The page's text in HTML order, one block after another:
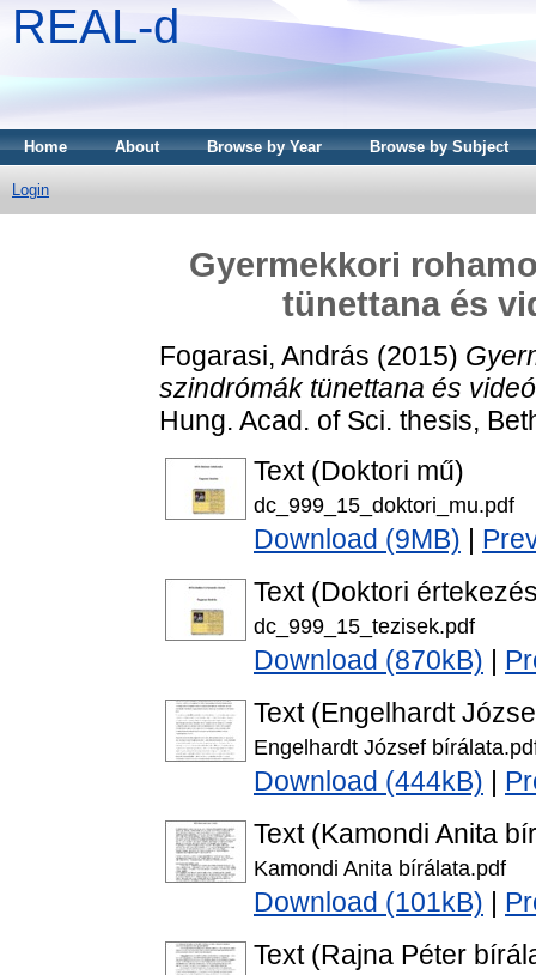
REAL-d
Home About Browse by Year Browse by Subject
Login
Gyermekkori
tünettana és
Fogarasi, András (2015)
szindrómák tünettana és
Hung. Acad. of Sci. thesis,
Text (Doktori mű)
dc_999_15_doktori_mu.pdf
Download (9MB)
Text (Doktori
dc_999_15_tezisek.pdf
Download (870kB)
Text (Engelhardt
Engelhardt József
Download (444kB)
Text (Kamondi Anita
Kamondi Anita bírálata.pdf
Download (101kB)
Text (Rajna Péter